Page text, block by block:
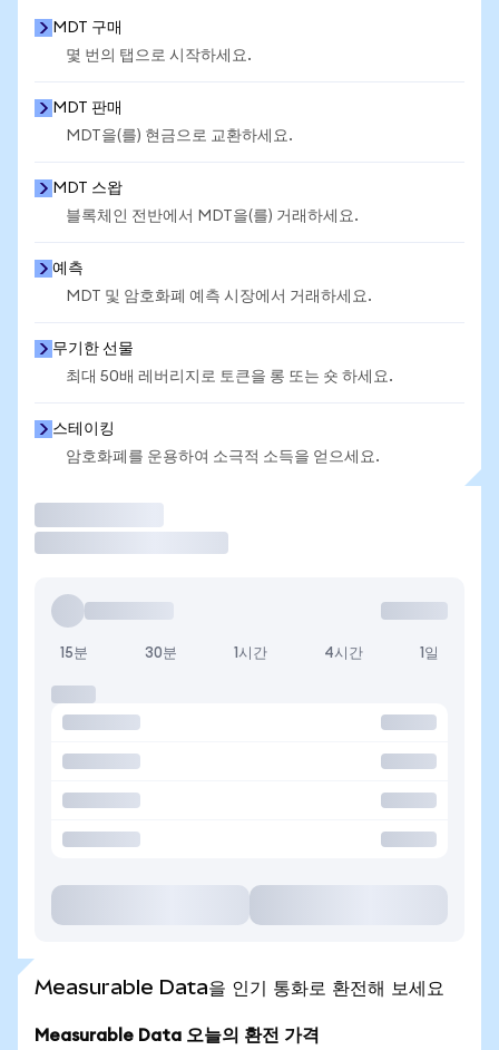
MDT 구매
몇 번의 탭으로 시작하세요.
MDT 판매
MDT을(를) 현금으로 교환하세요.
MDT 스왑
블록체인 전반에서 MDT을(를) 거래하세요.
예측
MDT 및 암호화폐 예측 시장에서 거래하세요.
무기한 선물
최대 50배 레버리지로 토큰을 롱 또는 숏 하세요.
스테이킹
암호화폐를 운용하여 소극적 소득을 얻으세요.
15분 30분 1시간 4시간 1일
Measurable Data을 인기 통화로 환전해 보세요
Measurable Data 오늘의 환전 가격